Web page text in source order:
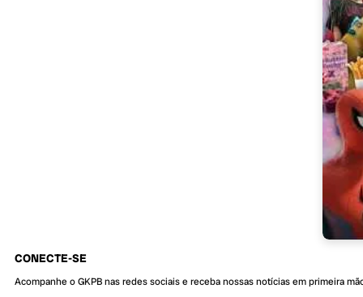
CONECTE-SE
Acompanhe o GKPB nas redes sociais e receba nossas notícias em primeira